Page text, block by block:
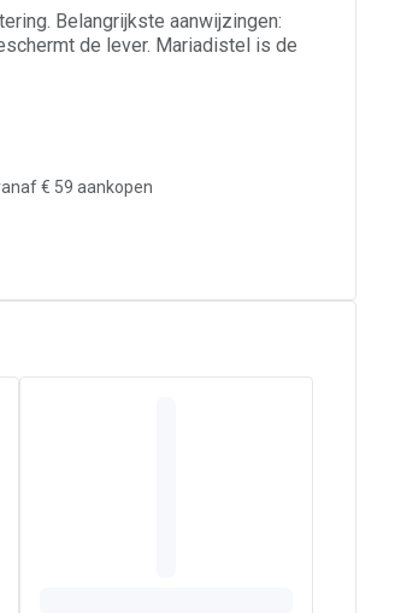
Belangrijkste aanwijzingen:
de lever. Mariadistel is de
€ 59 aankopen